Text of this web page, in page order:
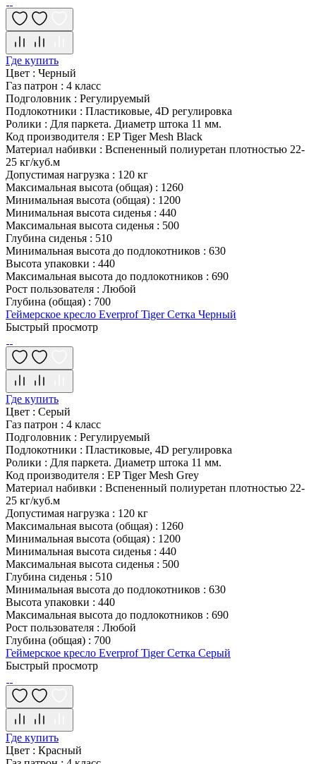
Где купить
Цвет : Черный
Газ патрон : 4 класс
Подголовник : Регулируемый
Подлокотники : Пластиковые, 4D регулировка
Ролики : Для паркета. Диаметр штока 11 мм.
Код производителя : EP Tiger Mesh Black
Материал набивки : Вспененный полиуретан плотностью 22-
25 кг/куб.м
Допустимая нагрузка : 120 кг
Максимальная высота (общая) : 1260
Минимальная высота (общая) : 1200
Минимальная высота сиденья : 440
Максимальная высота сиденья : 500
Глубина сиденья : 510
Минимальная высота до подлокотников : 630
Высота упаковки : 440
Максимальная высота до подлокотников : 690
Рост пользователя : Любой
Глубина (общая) : 700
Геймерское кресло Everprof Tiger Сетка Черный
Быстрый просмотр
Где купить
Цвет : Серый
Газ патрон : 4 класс
Подголовник : Регулируемый
Подлокотники : Пластиковые, 4D регулировка
Ролики : Для паркета. Диаметр штока 11 мм.
Код производителя : EP Tiger Mesh Grey
Материал набивки : Вспененный полиуретан плотностью 22-
25 кг/куб.м
Допустимая нагрузка : 120 кг
Максимальная высота (общая) : 1260
Минимальная высота (общая) : 1200
Минимальная высота сиденья : 440
Максимальная высота сиденья : 500
Глубина сиденья : 510
Минимальная высота до подлокотников : 630
Высота упаковки : 440
Максимальная высота до подлокотников : 690
Рост пользователя : Любой
Глубина (общая) : 700
Геймерское кресло Everprof Tiger Сетка Серый
Быстрый просмотр
Где купить
Цвет : Красный